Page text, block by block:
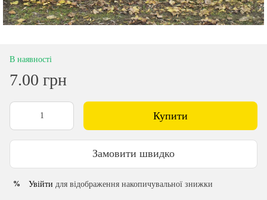
В наявності
7.00 грн
Купити
Замовити швидко
% Увійти для відображення накопичувальної знижки